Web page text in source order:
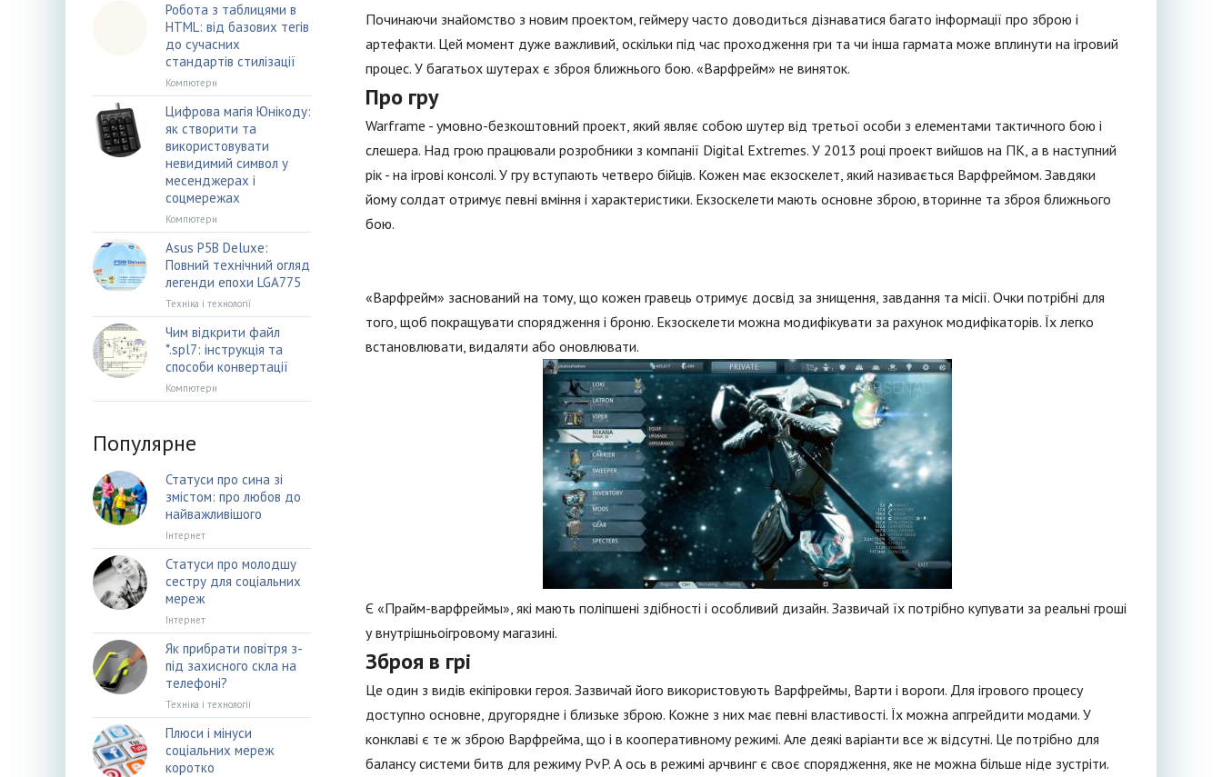
Починаючи знайомство з новим проектом, геймеру часто доводиться дізнаватися багато інформації про зброю і
артефакти. Цей момент дуже важливий, оскільки під час проходження гри та чи інша гармата може вплинути на ігровий
процес. У багатьох шутерах є зброя ближнього бою. «Варфрейм» не виняток.
Про гру
Warframe - умовно-безкоштовний проект, який являє собою шутер від третьої особи з елементами тактичного бою і
слешера. Над грою працювали розробники з компанії Digital Extremes. У 2013 році проект вийшов на ПК, а в наступний
рік - на ігрові консолі. У гру вступають четверо бійців. Кожен має екзоскелет, який називається Варфреймом. Завдяки
йому солдат отримує певні вміння і характеристики. Екзоскелети мають основне зброю, вторинне та зброя ближнього
бою.
«Варфрейм» заснований на тому, що кожен гравець отримує досвід за знищення, завдання та місії. Очки потрібні для
того, щоб покращувати спорядження і броню. Екзоскелети можна модифікувати за рахунок модифікаторів. Їх легко
встановлювати, видаляти або оновлювати.
Є «Прайм-варфреймы», які мають поліпшені здібності і особливий дизайн. Зазвичай їх потрібно купувати за реальні гроші
у внутрішньоігровому магазині.
Зброя в грі
Це один з видів екіпіровки героя. Зазвичай його використовують Варфреймы, Варти і вороги. Для ігрового процесу
доступно основне, другорядне і близьке зброю. Кожне з них має певні властивості. Їх можна апгрейдити модами. У
конклаві є те ж зброю Варфрейма, що і в кооперативному режимі. Але деякі варіанти все ж відсутні. Це потрібно для
балансу системи битв для режиму PvP. А ось в режимі арчвинг є своє спорядження, яке не можна більше ніде зустріти.
Робота з таблицями в
HTML: від базових тегів
до сучасних
стандартів стилізації
Компютери
Цифрова магія Юнікоду:
як створити та
використовувати
невидимий символ у
месенджерах і
соцмережах
Компютери
Asus P5B Deluxe:
Повний технічний огляд
легенди епохи LGA775
Техніка і технології
Чим відкрити файл
*.spl7: інструкція та
способи конвертації
Компютери
Популярне
Статуси про сина зі
змістом: про любов до
найважливішого
Інтернет
Статуси про молодшу
сестру для соціальних
мереж
Інтернет
Як прибрати повітря з-
під захисного скла на
телефоні?
Техніка і технології
Плюси і мінуси
соціальних мереж
коротко